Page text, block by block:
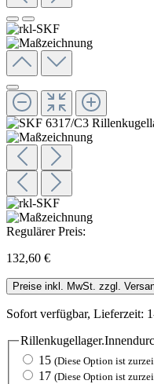
Regulärer Preis:
132,60 €
Preise inkl. MwSt. zzgl.
Sofort verfügbar, Lieferzeit:
15 (Diese Option ist
17 (Diese Option ist